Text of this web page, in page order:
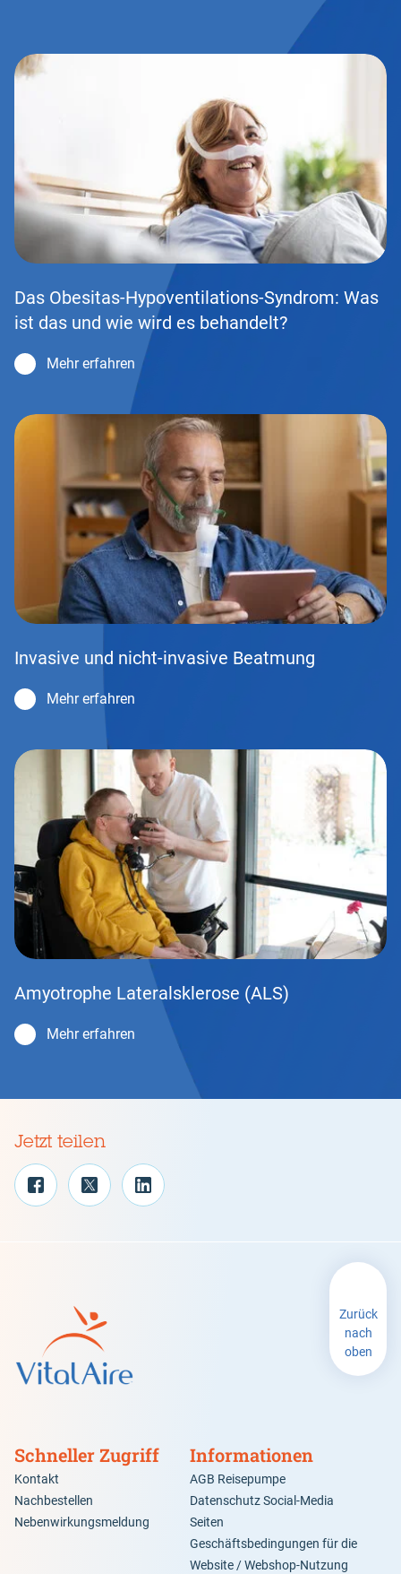
Das Obesitas-Hypoventilations-Syndrom: Was
ist das und wie wird es behandelt?
Mehr erfahren
Invasive und nicht-invasive Beatmung
Mehr erfahren
Amyotrophe Lateralsklerose (ALS)
Mehr erfahren
Jetzt teilen
Schneller Zugriff
Kontakt
Nachbestellen
Nebenwirkungsmeldung
Informationen
AGB Reisepumpe
Datenschutz Social-Media
Seiten
Geschäftsbedingungen für die
Website / Webshop-Nutzung
Zurück
nach
oben